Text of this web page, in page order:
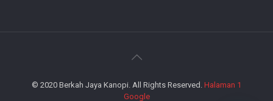
© 2020 Berkah Jaya Kanopi. All Rights Reserved. Halaman 1
Google